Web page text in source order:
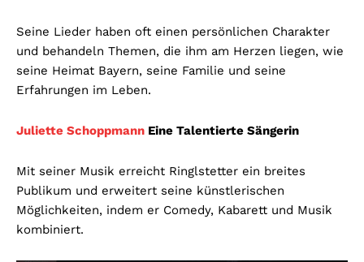
Seine Lieder haben oft einen persönlichen Charakter
und behandeln Themen, die ihm am Herzen liegen, wie
seine Heimat Bayern, seine Familie und seine
Erfahrungen im Leben.
Juliette Schoppmann Eine Talentierte Sängerin
Mit seiner Musik erreicht Ringlstetter ein breites
Publikum und erweitert seine künstlerischen
Möglichkeiten, indem er Comedy, Kabarett und Musik
kombiniert.